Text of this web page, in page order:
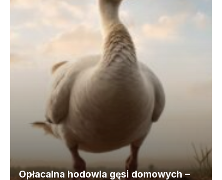
Opłacalna hodowla gęsi domowych –